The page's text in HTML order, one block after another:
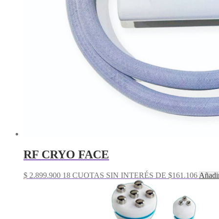
RF CRYO FACE
$ 2.899.900 18 CUOTAS SIN INTERÉS DE $161.106